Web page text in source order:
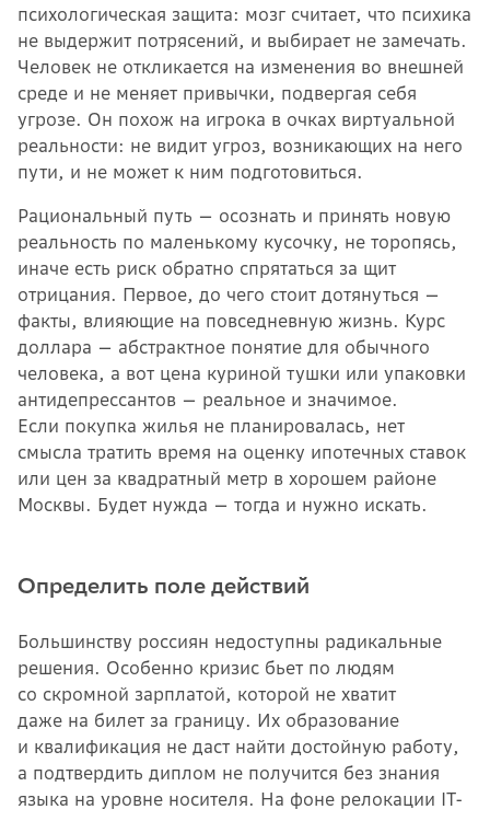
психологическая защита: мозг считает, что психика
не выдержит потрясений, и выбирает не замечать.
Человек не откликается на изменения во внешней
среде и не меняет привычки, подвергая себя
угрозе. Он похож на игрока в очках виртуальной
реальности: не видит угроз, возникающих на него
пути, и не может к ним подготовиться.
Рациональный путь — осознать и принять новую
реальность по маленькому кусочку, не торопясь,
иначе есть риск обратно спрятаться за щит
отрицания. Первое, до чего стоит дотянуться —
факты, влияющие на повседневную жизнь. Курс
доллара — абстрактное понятие для обычного
человека, а вот цена куриной тушки или упаковки
антидепрессантов — реальное и значимое.
Если покупка жилья не планировалась, нет
смысла тратить время на оценку ипотечных ставок
или цен за квадратный метр в хорошем районе
Москвы. Будет нужда — тогда и нужно искать.
Определить поле действий
Большинству россиян недоступны радикальные
решения. Особенно кризис бьет по людям
со скромной зарплатой, которой не хватит
даже на билет за границу. Их образование
и квалификация не даст найти достойную работу,
а подтвердить диплом не получится без знания
языка на уровне носителя. На фоне релокации IT-